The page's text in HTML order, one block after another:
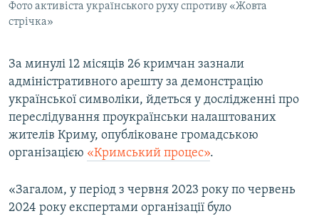
ІНФОГРАФІКА
ДОЛУЧАЙСЯ!
Усі сайти RFE/RL
Фото активіста українського руху спротиву «Жовта
стрічка»
За минулі 12 місяців 26 кримчан зазнали
адміністративного арешту за демонстрацію
української символіки, йдеться у дослідженні про
переслідування проукраїнськи налаштованих
жителів Криму, опубліковане громадською
організацією «Кримський процес».
«Загалом, у період з червня 2023 року по червень
2024 року експертами організації було